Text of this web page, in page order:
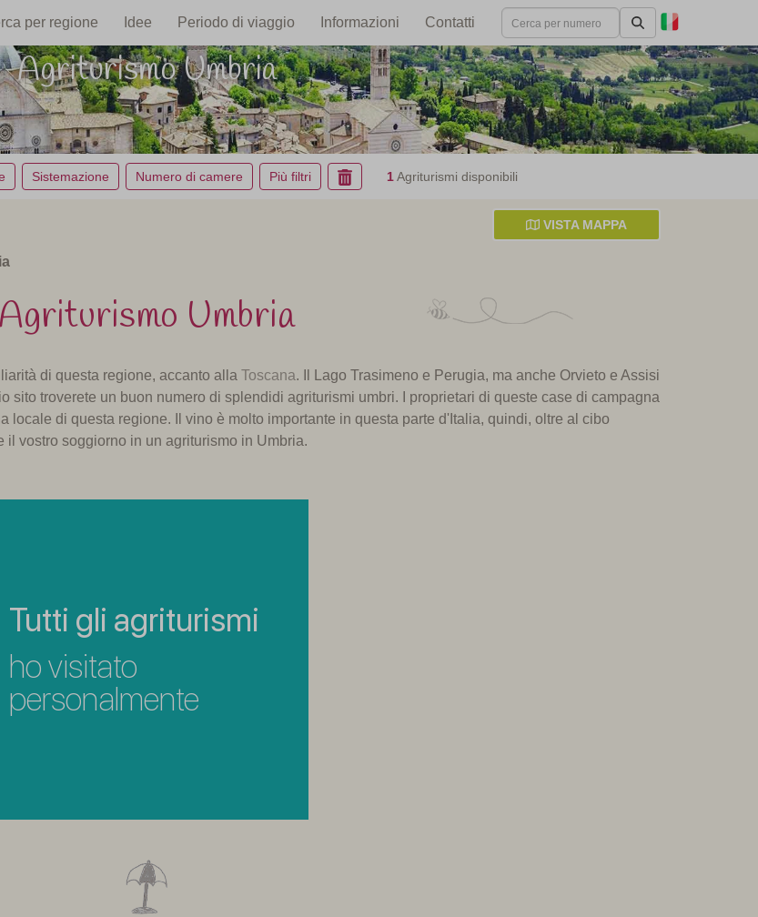
per regione Idee Periodo di viaggio Informazioni Contatti
Agriturismo Umbria
Sistemazione Numero di camere Più filtri 1Agriturismi disponibili
Agriturismo Umbria
VISTA MAPPA
di questa regione, accanto alla Toscana. I l Lago Trasimeno e Perugia, ma anche Orvieto e Assisi
sito troverete un buon numero di splendidi agriturismi umbri. I proprietari di queste case di campagna
locale di questa regione. Il vino è molto importante in questa parte d' Italia, quindi, oltre a l cibo
il vostro soggiorno in un agriturismo in Umbria.
Tutti gli agriturismi
ho visitato
personalmente